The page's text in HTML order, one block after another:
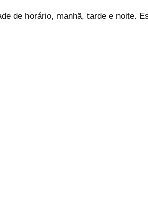
de horário, manhã, tarde e noite.